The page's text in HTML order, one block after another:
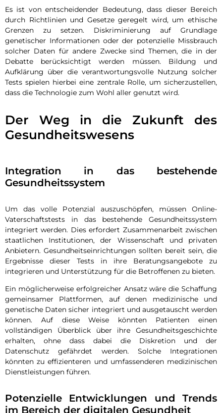
Es ist von entscheidender Bedeutung, dass dieser Bereich
durch Richtlinien und Gesetze geregelt wird, um ethische
Grenzen zu setzen. Diskriminierung auf Grundlage
genetischer Informationen oder der potenzielle Missbrauch
solcher Daten für andere Zwecke sind Themen, die in der
Debatte berücksichtigt werden müssen. Bildung und
Aufklärung über die verantwortungsvolle Nutzung solcher
Tests spielen hierbei eine zentrale Rolle, um sicherzustellen,
dass die Technologie zum Wohl aller genutzt wird.
Der Weg in die Zukunft des
Gesundheitswesens
Integration in das bestehende
Gesundheitssystem
Um das volle Potenzial auszuschöpfen, müssen Online-
Vaterschaftstests in das bestehende Gesundheitssystem
integriert werden. Dies erfordert Zusammenarbeit zwischen
staatlichen Institutionen, der Wissenschaft und privaten
Anbietern. Gesundheitseinrichtungen sollten bereit sein, die
Ergebnisse dieser Tests in ihre Beratungsangebote zu
integrieren und Unterstützung für die Betroffenen zu bieten.
Ein möglicherweise erfolgreicher Ansatz wäre die Schaffung
gemeinsamer Plattformen, auf denen medizinische und
genetische Daten sicher integriert und ausgetauscht werden
können. Auf diese Weise könnten Patienten einen
vollständigen Überblick über ihre Gesundheitsgeschichte
erhalten, ohne dass dabei die Diskretion und der
Datenschutz gefährdet werden. Solche Integrationen
könnten zu effizienteren und umfassenderen medizinischen
Dienstleistungen führen.
Potenzielle Entwicklungen und Trends
im Bereich der digitalen Gesundheit